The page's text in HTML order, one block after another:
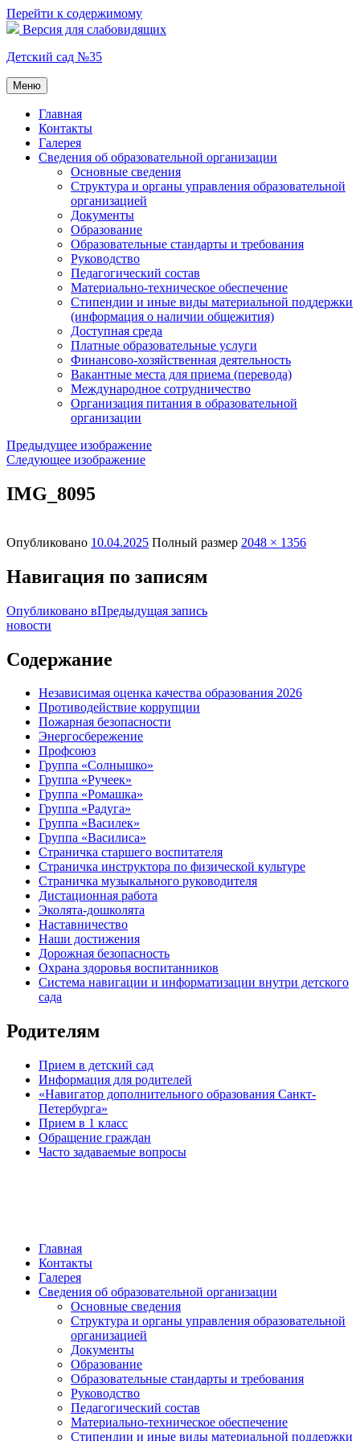
Перейти к содержимому
Версия для слабовидящих
Детский сад №35
Меню
Главная
Контакты
Галерея
Сведения об образовательной организации
Основные сведения
Структура и органы управления образовательной
организацией
Документы
Образование
Образовательные стандарты и требования
Руководство
Педагогический состав
Материально-техническое обеспечение
Стипендии и иные виды материальной поддержки
(информация о наличии общежития)
Доступная среда
Платные образовательные услуги
Финансово-хозяйственная деятельность
Вакантные места для приема (перевода)
Международное сотрудничество
Организация питания в образовательной
организации
Предыдущее изображение
Следующее изображение
IMG_8095
Опубликовано 10.04.2025 Полный размер 2048 × 1356
Навигация по записям
Опубликовано вПредыдущая запись
новости
Содержание
Независимая оценка качества образования 2026
Противодействие коррупции
Пожарная безопасности
Энергосбережение
Профсоюз
Группа «Солнышко»
Группа «Ручеек»
Группа «Ромашка»
Группа «Радуга»
Группа «Василек»
Группа «Василиса»
Страничка старшего воспитателя
Страничка инструктора по физической культуре
Страничка музыкального руководителя
Дистационная работа
Эколята-дошколята
Наставничество
Наши достижения
Дорожная безопасность
Охрана здоровья воспитанников
Система навигации и информатизации внутри детского
сада
Родителям
Прием в детский сад
Информация для родителей
«Навигатор дополнительного образования Санкт-
Петербурга»
Прием в 1 класс
Обращение граждан
Часто задаваемые вопросы
Главная
Контакты
Галерея
Сведения об образовательной организации
Основные сведения
Структура и органы управления образовательной
организацией
Документы
Образование
Образовательные стандарты и требования
Руководство
Педагогический состав
Материально-техническое обеспечение
Стипендии и иные виды материальной поддержки